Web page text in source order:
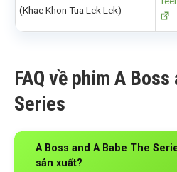
(Khae Khon Tua Lek Lek)
FAQ về phim A
Series
A Boss and A Babe The
sản xuất?